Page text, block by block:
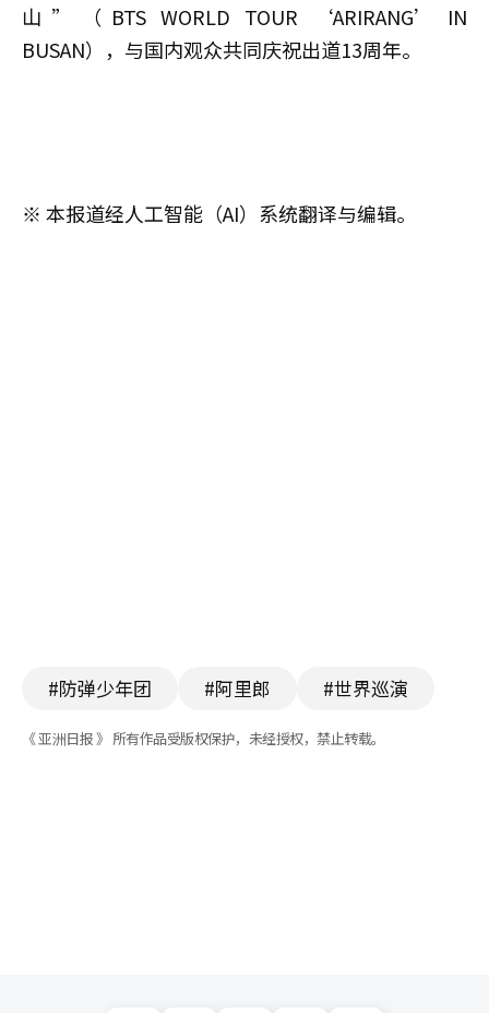
山”（BTS WORLD TOUR ‘ARIRANG’ IN
BUSAN），与国内观众共同庆祝出道13周年。
※ 本报道经人工智能（AI）系统翻译与编辑。
#防弹少年团 #阿里郎 #世界巡演
《 亚洲日报 》 所有作品受版权保护，未经授权，禁止转载。